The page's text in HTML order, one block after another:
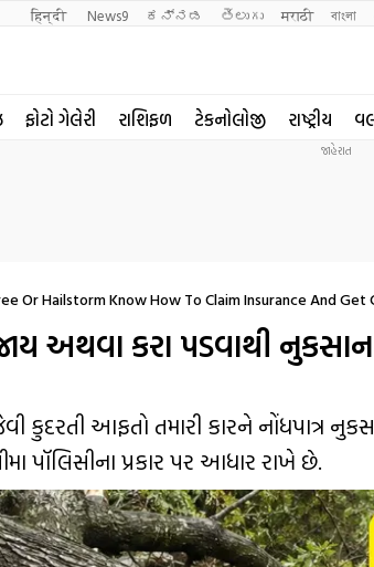
हिन्दी News9 ಕನ್ನಡ తెలుగు मराठी বাংলা
ફોટો ગેલેરી રાશિફળ ટેકનોલોજી રાષ્ટ્રીય
Or Hailstorm Know How To Claim Insurance And Get
અથવા કરા પડવાથી
કુદરતી આફતો તમારી કારને નોંધપાત્ર
પૉલિસીના પ્રકાર પર આધાર રાખે છે.